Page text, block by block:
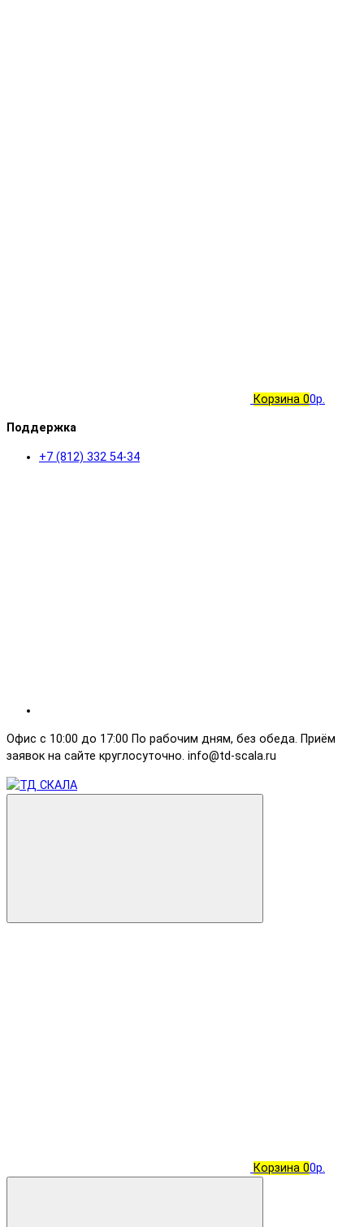
Корзина 00р.
Поддержка
+7 (812) 332 54-34
Офис с 10:00 до 17:00 По рабочим дням, без обеда. Приём
заявок на сайте круглосуточно. info@td-scala.ru
Корзина 00р.